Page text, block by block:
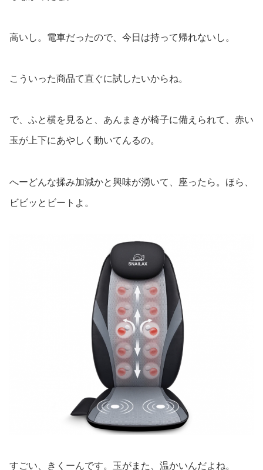
高いし。電車だったので、今日は持って帰れないし。
こういった商品て直ぐに試したいからね。
で、ふと横を見ると、あんまきが椅子に備えられて、赤い
玉が上下にあやしく動いてんるの。
へーどんな揉み加減かと興味が湧いて、座ったら。ほら、
ビビッとビートよ。
すごい、きくーんです。玉がまた、温かいんだよね。